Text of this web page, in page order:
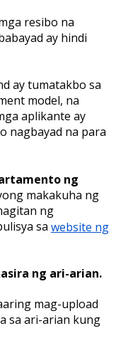
resibo na
ay hindi
ay tumatakbo sa
model, na
aplikante ay
nagbayad na para
ng
makakuha ng
ng
sa website ng
ng ari-arian.
mag-upload
sa ari-arian kung